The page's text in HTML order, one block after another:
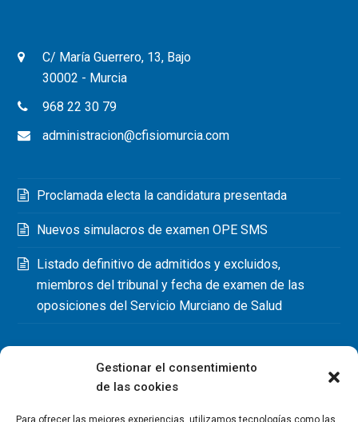
Gestionar el consentimiento
de las cookies
Para ofrecer las mejores experiencias, utilizamos tecnologías como las
C/ María Guerrero, 13, Bajo
30002 - Murcia
968 22 30 79
administracion@cfisiomurcia.com
Proclamada electa la candidatura presentada
Nuevos simulacros de examen OPE SMS
Listado definitivo de admitidos y excluidos,
miembros del tribunal y fecha de examen de las
oposiciones del Servicio Murciano de Salud